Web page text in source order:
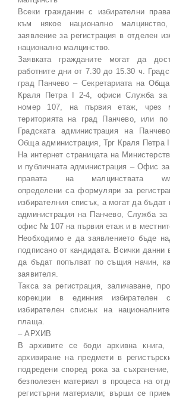
Всеки гражданин с избирателни
към някое национално
заявление за регистрация в отделен
национално малцинство.
Заявката гражданите могат да
работните дни от 7.30 до 15.30 ч.
град Панчево – Секретариата на
Краля Петра I 2-4, офиси Служба за
номер 107, на първия етаж, чрез
територията на град Панчево, или
Градската администрация на
Обща администрация, Трг Краля Петра
На интернет страницата на
и публичната администрация – Офис
правата на малцинствата
определени са формуляри за
избирателния списък, а могат да бъдат
администрация на Панчево, Служба за
офис № 107 на първия етаж и в
Необходимо е да заявлението бъде
подписано от кандидата. Всички данни
да бъдат попълват по същия начин,
заявителя.
Такса за регистрация, заличаване,
корекции в единния избирателен
избирателен списњк на
плаща.
– АРХИВ
В архивите се боди архивна
архивиране на предмети в
подредени според рока за
безполезен материал в процеса на
регистърни материали; върши се